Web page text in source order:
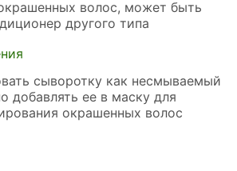
волос, может быть
другого типа
сыворотку как несмываемый
добавлять ее в маску для
окрашенных волос